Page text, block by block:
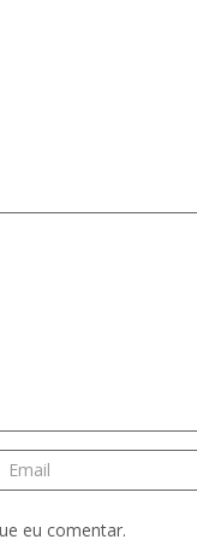
eu comentar.